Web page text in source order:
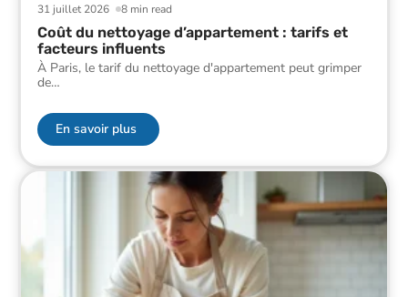
8 min read
31 juillet 2026
Coût du nettoyage d’appartement : tarifs et
facteurs influents
À Paris, le tarif du nettoyage d'appartement peut grimper
de…
En savoir plus